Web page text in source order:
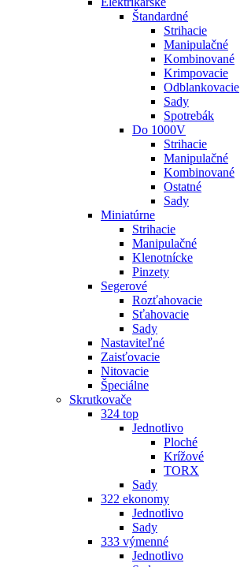
Štandardné
Strihacie
Manipulačné
Kombinované
Krimpovacie
Odblankovacie
Sady
Spotrebák
Do 1000V
Strihacie
Manipulačné
Kombinované
Ostatné
Sady
Miniatúrne
Strihacie
Manipulačné
Klenotnícke
Pinzety
Segerové
Rozťahovacie
Sťahovacie
Sady
Nastaviteľné
Zaisťovacie
Nitovacie
Špeciálne
Skrutkovače
324 top
Jednotlivo
Ploché
Krížové
TORX
Sady
322 ekonomy
Jednotlivo
Sady
333 výmenné
Jednotlivo